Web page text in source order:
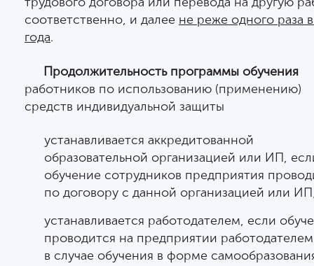
соответственно, и далее не реже одного раза
года.
Продолжительность программы обучения
работников по использованию (применению)
средств индивидуальной защиты
устанавливается аккредитованной
образовательной организацией или ИП,
обучение сотрудников предприятия
по договору с данной организацией или
устанавливается работодателем, если
проводится на предприятии
в случае обучения в форме